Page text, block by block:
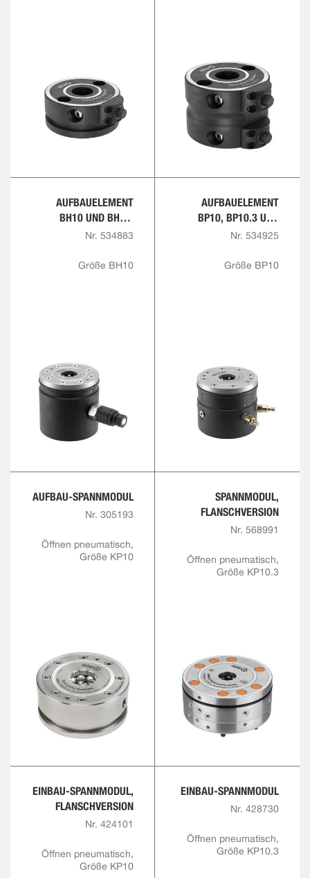
AUFBAUELEMENT
BH10 UND BH20,
HYDRAULISCH
Nr. 534883
Größe BH10
AUFBAUELEMENT
BP10, BP10.3 UND
BP20, PNEUMATISCH
Nr. 534925
Größe BP10
AUFBAU-SPANNMODUL
Nr. 305193
Öffnen pneumatisch,
Größe KP10
SPANNMODUL,
FLANSCHVERSION
Nr. 568991
Öffnen pneumatisch,
Größe KP10.3
EINBAU-SPANNMODUL,
FLANSCHVERSION
Nr. 424101
Öffnen pneumatisch,
Größe KP10
EINBAU-SPANNMODUL
Nr. 428730
Öffnen pneumatisch,
Größe KP10.3